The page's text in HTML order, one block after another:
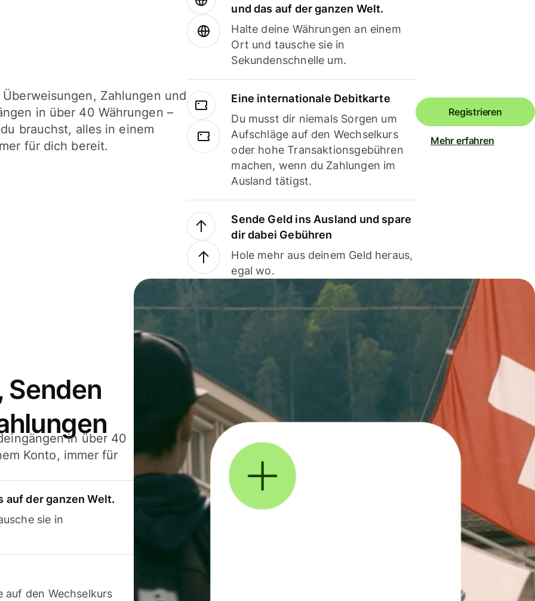
Zahlungen und
in über 40 Währungen –
brauchst, alles in einem
für dich bereit.
und das auf der ganzen Welt.
Halte deine Währungen an einem
Ort und tausche sie in
Sekundenschnelle um.
Eine internationale Debitkarte
Du musst dir niemals Sorgen um
Aufschläge auf den Wechselkurs
oder hohe Transaktionsgebühren
machen, wenn du Zahlungen im
Ausland tätigst.
Sende Geld ins Ausland und spare
dir dabei Gebühren
Hole mehr aus deinem Geld heraus,
egal wo.
Registrieren
Mehr erfahren
Senden
in über 40
Konto, immer für
auf der ganzen Welt.
sie in
auf den Wechselkurs